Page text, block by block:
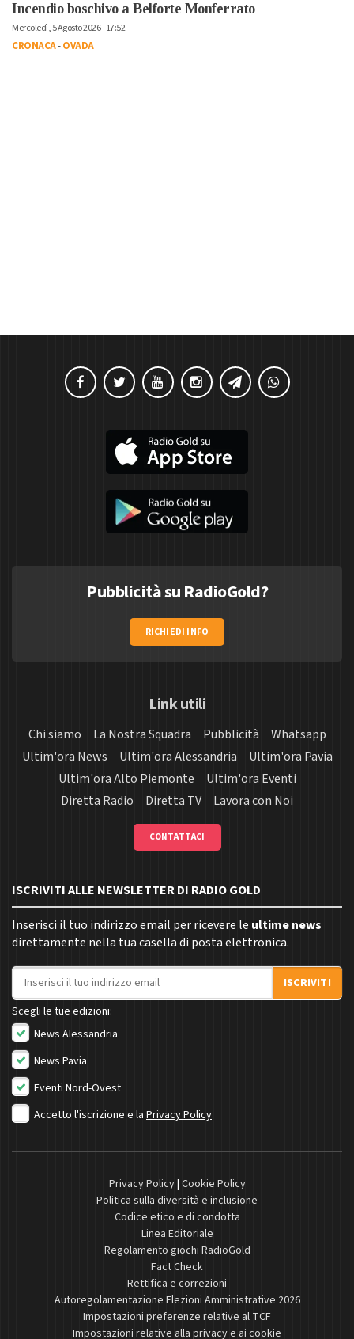
Incendio boschivo a Belforte Monferrato
Mercoledì, 5 Agosto 2026 - 17:52
CRONACA-OVADA
Pubblicità su RadioGold?
RICHIEDI INFO
Link utili
Chi siamo La Nostra Squadra Pubblicità
Whatsapp
Ultim'ora News
Ultim'ora Alessandria
Ultim'ora Pavia
Ultim'ora Alto Piemonte
Ultim'ora Eventi
Diretta Radio
Diretta TV Lavora con Noi
CONTATTACI
ISCRIVITI ALLE NEWSLETTER DI RADIO GOLD
Inserisci il tuo indirizzo email per ricevere le ultime news
direttamente nella tua casella di posta elettronica.
Indirizzo email
ISCRIVITI
Scegli le tue edizioni:
News Alessandria
News Pavia
Eventi Nord-Ovest
Accetto l'iscrizione e la Privacy Policy
Privacy Policy| Cookie Policy
Politica sulla diversità e inclusione
Codice etico e di condotta
Linea Editoriale
Regolamento giochi RadioGold
Fact Check
Rettifica e correzioni
Autoregolamentazione Elezioni Amministrative 2026
Impostazioni preferenze relative al TCF
Impostazioni relative alla privacy e ai cookie